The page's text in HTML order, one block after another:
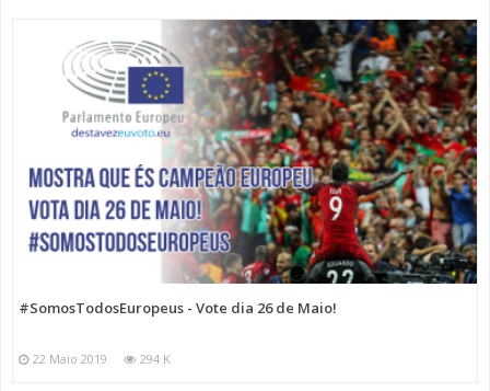
#SomosTodosEuropeus - Vote dia 26 de Maio!
22 Maio 2019 294 K